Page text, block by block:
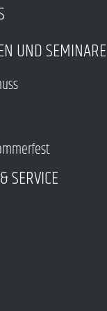
UND SEMINARE
SERVICE